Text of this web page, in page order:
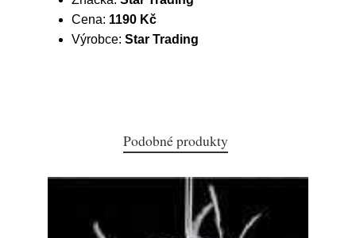
Cena: 1190 Kč
Výrobce: Star Trading
Podobné produkty